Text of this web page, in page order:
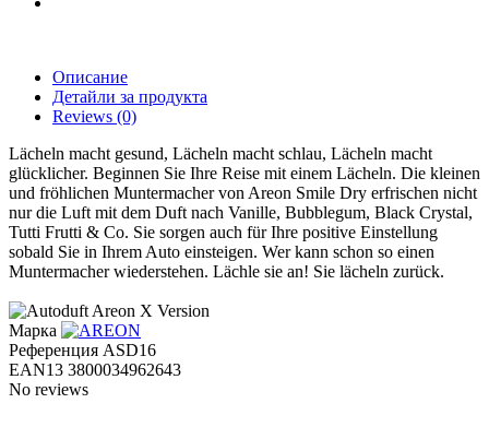
Описание
Детайли за продукта
Reviews (0)
Lächeln macht gesund, Lächeln macht schlau, Lächeln macht
glücklicher. Beginnen Sie Ihre Reise mit einem Lächeln. Die kleinen
und fröhlichen Muntermacher von Areon Smile Dry erfrischen nicht
nur die Luft mit dem Duft nach Vanille, Bubblegum, Black Crystal,
Tutti Frutti & Co. Sie sorgen auch für Ihre positive Einstellung
sobald Sie in Ihrem Auto einsteigen. Wer kann schon so einen
Muntermacher wiederstehen. Lächle sie an! Sie lächeln zurück.
Марка
Референция ASD16
EAN13 3800034962643
No reviews